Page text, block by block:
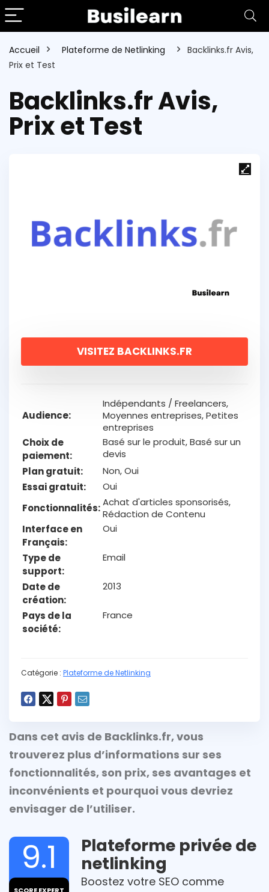
Accueil Plateforme de Netlinking
Backlinks.fr Avis,
Prix et Test
Backlinks.fr Avis,
Prix et Test
VISITEZ BACKLINKS.FR
Audience
Indépendants / Freelancers,
Moyennes entreprises, Petites
entreprises
Choix de
paiement
Basé sur le produit, Basé sur un
devis
Plan gratuit
Non, Oui
Essai gratuit
Oui
Fonctionnalités Achat d'articles sponsorisés,
Rédaction de Contenu
Interface en
Français
Oui
Type de
support
Email
Date de
création
2013
Pays de la
société
France
Catégorie : Plateforme de Netlinking
Dans cet avis de Backlinks.fr, vous
trouverez plus d’informations sur ses
fonctionnalités, son prix, ses avantages et
inconvénients et pourquoi vous devriez
envisager de l’utiliser.
9.1
Plateforme privée de
netlinking
Boostez votre SEO comme